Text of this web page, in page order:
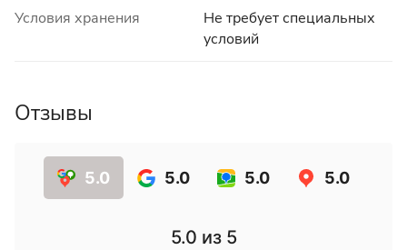
Условия хранения
Не требует специальных
условий
Отзывы
5.0 5.0 5.0 5.0
5.0 из 5